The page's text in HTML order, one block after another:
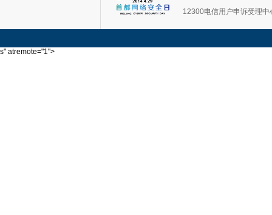
12300电信用户申诉受理中
s" atremote="1">